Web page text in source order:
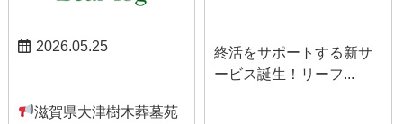
2026.05.25
滋賀県大津樹木葬墓苑
終活をサポートする新サ
ービス誕生！リーフ...